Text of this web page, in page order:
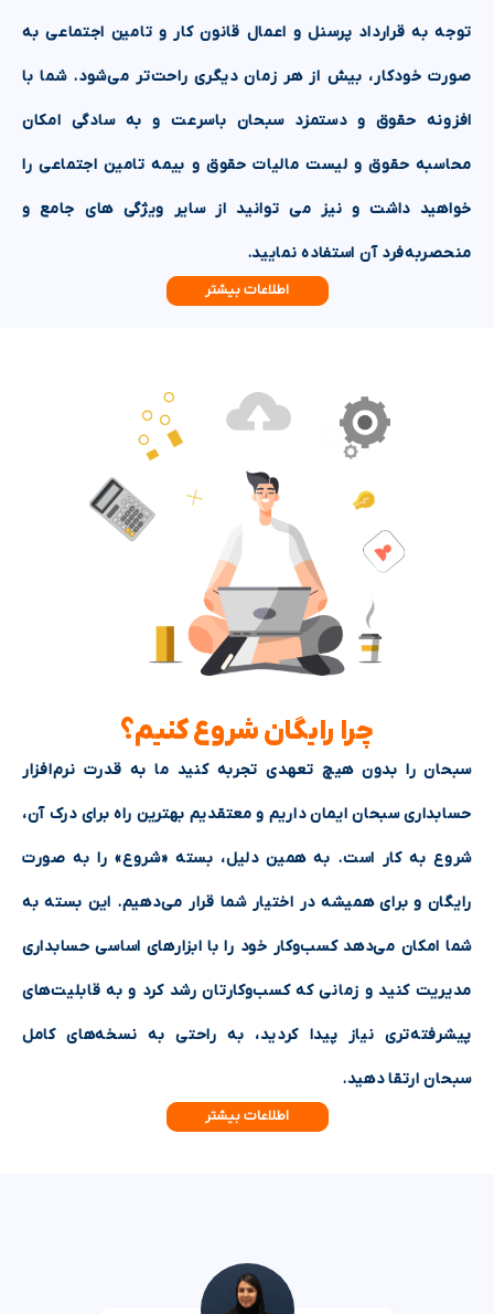
توجه به قرارداد پرسنل و اعمال قانون کار و تامین اجتماعی به
صورت خودکار، بیش از هر زمان دیگری راحت‌تر می‌شود. شما با
افزونه حقوق و دستمزد سبحان باسرعت و به سادگی امکان
محاسبه حقوق و لیست مالیات حقوق و بیمه تامین اجتماعی را
خواهید داشت و نیز می توانید از سایر ویژگی های جامع و
منحصربه‌فرد آن استفاده نمایید.
اطلاعات بیشتر
چرا رایگان شروع کنیم؟
سبحان را بدون هیچ تعهدی تجربه کنید ما به قدرت نرم‌افزار
حسابداری سبحان ایمان داریم و معتقدیم بهترین راه برای درک آن،
شروع به کار است. به همین دلیل، بسته «شروع» را به صورت
رایگان و برای همیشه در اختیار شما قرار می‌دهیم. این بسته به
شما امکان می‌دهد کسب‌وکار خود را با ابزارهای اساسی حسابداری
مدیریت کنید و زمانی که کسب‌وکارتان رشد کرد و به قابلیت‌های
پیشرفته‌تری نیاز پیدا کردید، به راحتی به نسخه‌های کامل
سبحان ارتقا دهید.
اطلاعات بیشتر